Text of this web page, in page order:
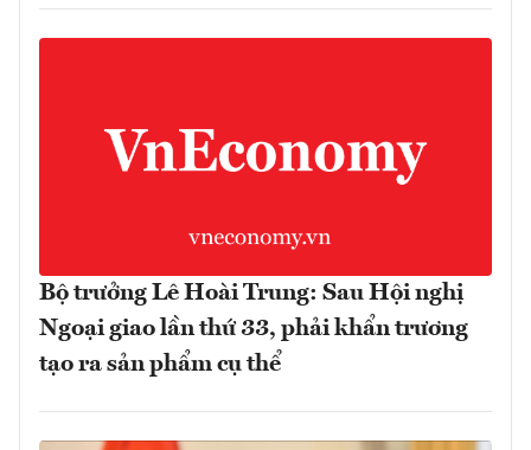
Bộ trưởng Lê Hoài Trung: Sau Hội nghị
Ngoại giao lần thứ 33, phải khẩn trương
tạo ra sản phẩm cụ thể